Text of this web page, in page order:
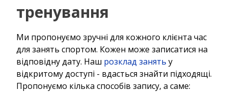
тренування
Ми пропонуємо зручні для кожного клієнта час
для занять спортом. Кожен може записатися на
відповідну дату. Наш розклад занять у
відкритому доступі - вдасться знайти підходящі.
Пропонуємо кілька способів запису, а саме: